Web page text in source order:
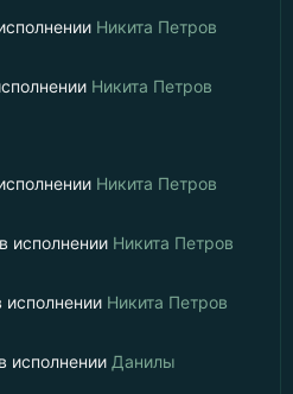
Никита Петров
Никита Петров
Никита Петров
исполнении Никита Петров
исполнении Никита Петров
исполнении Данилы